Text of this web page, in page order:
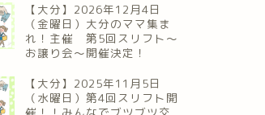
【大分】2026年12月4日
（金曜日）大分のママ集ま
れ！主催 第5回スリフト〜
お譲り会〜開催決定！
【大分】2025年11月5日
（水曜日）第4回スリフト開
催！！みんなでブツブツ交